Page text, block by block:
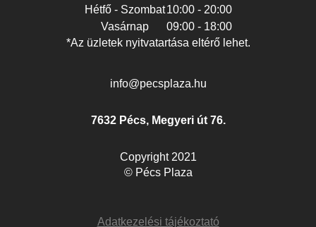
Hétfő - Szombat 10:00 - 20:00
Vasárnap
09:00 - 18:00
*Az üzletek nyitvatartása eltérő lehet.
info@pecsplaza.hu
7632 Pécs, Megyeri út 76.
Copyright 2021
© Pécs Plaza
Adatkezelési tájékoztató